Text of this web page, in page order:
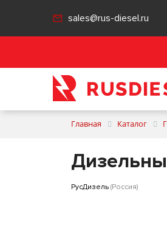
sales@rus-diesel.ru
Главная Каталог
РусДизель (Россия)